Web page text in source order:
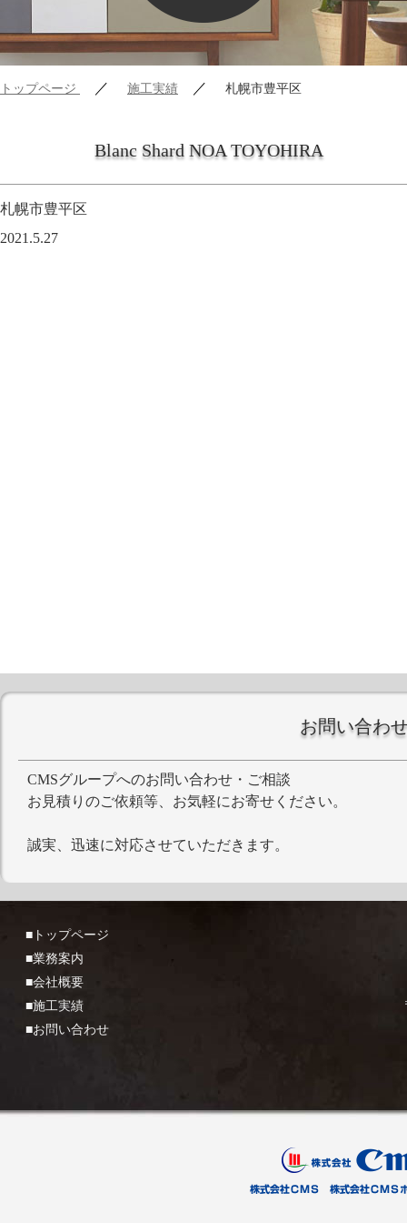
トップページ ／ 施工実績 ／ 札幌市豊平区
Blanc Shard NOA TOYOHIRA
札幌市豊平区
2021.5.27
お問い合わ
CMSグループへのお問い合わせ・ご相談
お見積りのご依頼等、お気軽にお寄せください。
誠実、迅速に対応させていただきます。
■トップページ
■業務案内
■会社概要
■施工実績
■お問い合わせ